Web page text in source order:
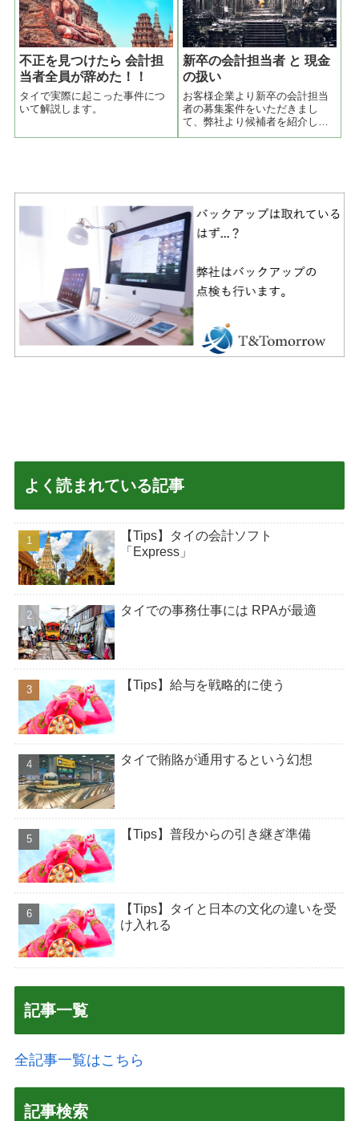
と会う機会が増えてしまうなど
ということが起こります。
す。最悪なの... (続く)
不正を見つけたら 会計担
当者全員が辞めた！！
タイで実際に起こった事件につ
いて解説します。
新卒の会計担当者 と 現金
の扱い
お客様企業より新卒の会計担当
者の募集案件をいただきまし
て、弊社より候補者を紹介して
採用していただきました。その
ているから、なるべく給与の安
い人、新卒の人が良い」という
ご要望でした。
よく読まれている記事
【Tips】タイの会計ソフト
「Express」
タイでの事務仕事には RPAが最適
【Tips】給与を戦略的に使う
タイで賄賂が通用するという幻想
【Tips】普段からの引き継ぎ準備
【Tips】タイと日本の文化の違いを受
け入れる
記事一覧
全記事一覧はこちら
記事検索